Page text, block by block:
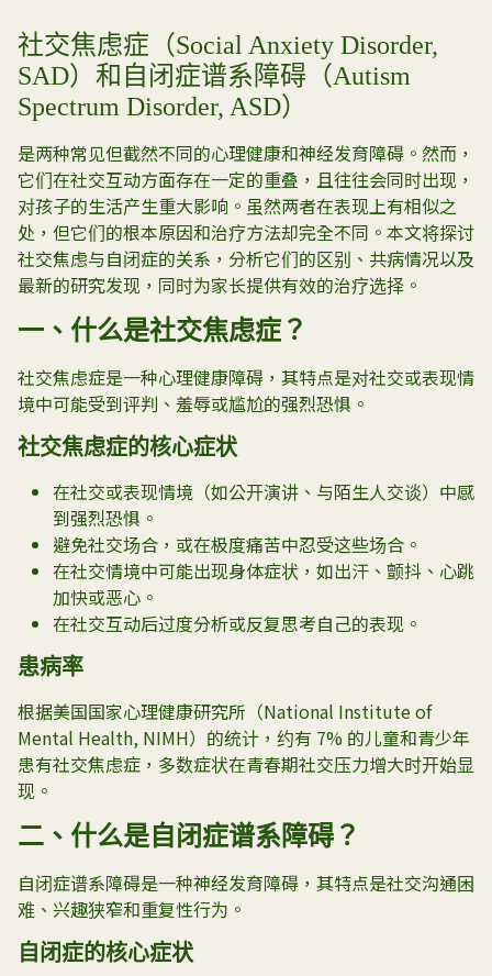
社交焦虑症（Social Anxiety Disorder,
SAD）和自闭症谱系障碍（Autism
Spectrum Disorder, ASD）
是两种常见但截然不同的心理健康和神经发育障碍。然而，
它们在社交互动方面存在一定的重叠，且往往会同时出现，
对孩子的生活产生重大影响。虽然两者在表现上有相似之
处，但它们的根本原因和治疗方法却完全不同。本文将探讨
社交焦虑与自闭症的关系，分析它们的区别、共病情况以及
最新的研究发现，同时为家长提供有效的治疗选择。
一、什么是社交焦虑症？
社交焦虑症是一种心理健康障碍，其特点是对社交或表现情
境中可能受到评判、羞辱或尴尬的强烈恐惧。
社交焦虑症的核心症状
在社交或表现情境（如公开演讲、与陌生人交谈）中感
到强烈恐惧。
避免社交场合，或在极度痛苦中忍受这些场合。
在社交情境中可能出现身体症状，如出汗、颤抖、心跳
加快或恶心。
在社交互动后过度分析或反复思考自己的表现。
患病率
根据美国国家心理健康研究所（National Institute of
Mental Health, NIMH）的统计，约有 7% 的儿童和青少年
患有社交焦虑症，多数症状在青春期社交压力增大时开始显
现。
二、什么是自闭症谱系障碍？
自闭症谱系障碍是一种神经发育障碍，其特点是社交沟通困
难、兴趣狭窄和重复性行为。
自闭症的核心症状